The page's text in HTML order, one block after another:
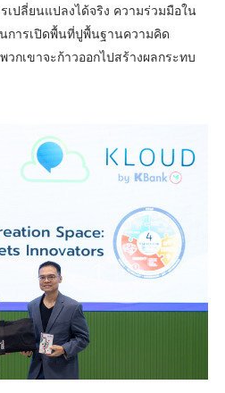
เปลี่ยนแปลงได้จริง ความร่วมมือใน
การเปิดพื้นที่ปูพื้นฐานความคิด
กเขาจะก้าวออกไปสร้างผลกระทบ